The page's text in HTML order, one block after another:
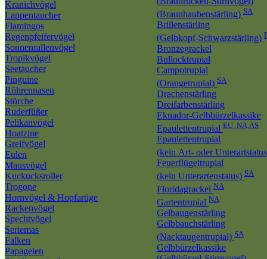
Kranichvögel
Lappentaucher
Flamingos
Regenpfeifervögel
Sonnenrallenvögel
Tropikvögel
Seetaucher
Pinguine
Röhrennasen
Störche
Ruderfüßer
Pelikanvögel
Hoatzine
Greifvögel
Eulen
Mausvögel
Kuckucksroller
Trogone
Hornvögel & Hopfartige
Rackenvögel
Spechtvögel
Seriemas
Falken
Papageien
(Braunhaubenstärling) SA
Brillenstärling
(Gelbkopf-Schwarzstärling)
Bronzegrackel
Bullocktrupial
Campotrupial
(Orangetrupial) SA
Drachenstärling
Dreifarbenstärling
Ekuador-Gelbbürzelkassike
Epaulettentrupial EU ,NA,AS
Epaulettentrupial
(kein Art- oder
Feuerflügeltrupial
(kein Unterartenstatus) SA
Floridagrackel NA
Gartentrupial NA
Gelbaugenstärling
Gelbbauchstärling
(Nacktaugentrupial) SA
Gelbbürzelkassike